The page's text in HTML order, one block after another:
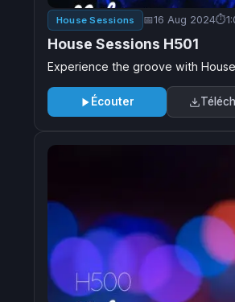
House Sessions 16 Aug 2024
House Sessions H501
Experience the groove with
Écouter